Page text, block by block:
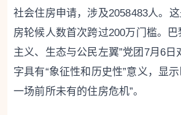
社会住房申请，涉及2058483人。
房轮候人数首次跨过200万门槛。巴
主义、生态与公民左翼”党团7月6日
字具有“象征性和历史性”意义，显
一场前所未有的住房危机”。